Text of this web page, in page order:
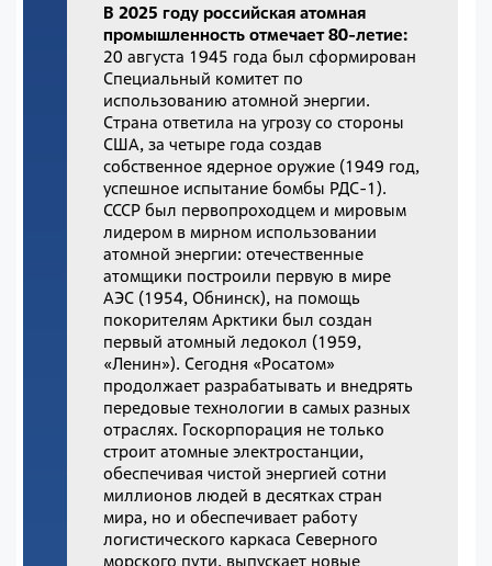
В 2025 году российская атомная
промышленность отмечает 80-летие:
20 августа 1945 года был сформирован
Специальный комитет по
использованию атомной энергии.
Страна ответила на угрозу со стороны
США, за четыре года создав
собственное ядерное оружие (1949 год,
успешное испытание бомбы РДС-1).
СССР был первопроходцем и мировым
лидером в мирном использовании
атомной энергии: отечественные
атомщики построили первую в мире
АЭС (1954, Обнинск), на помощь
покорителям Арктики был создан
первый атомный ледокол (1959,
«Ленин»). Сегодня «Росатом»
продолжает разрабатывать и внедрять
передовые технологии в самых разных
отраслях. Госкорпорация не только
строит атомные электростанции,
обеспечивая чистой энергией сотни
миллионов людей в десятках стран
мира, но и обеспечивает работу
логистического каркаса Северного
морского пути, выпускает новые